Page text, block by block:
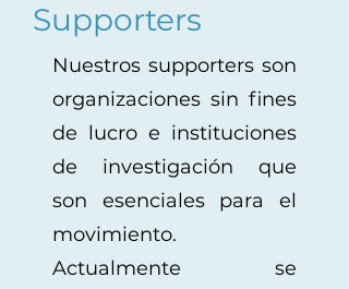
Supporters
Nuestros supporters son
organizaciones sin fines
de lucro e instituciones
de investigación que
son esenciales para el
movimiento.
Actualmente se